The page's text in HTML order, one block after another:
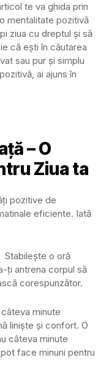
te va ghida prin
mentalitate pozitivă
ziua cu dreptul și să
că ești în căutarea
sau pur și simplu
ai ajuns în
– O
Ziua ta
pozitive de
eficiente. Iată
Stabilește o oră
ți antrena corpul să
corespunzător.
minute
liniște și confort. O
câteva minute
face minuni pentru